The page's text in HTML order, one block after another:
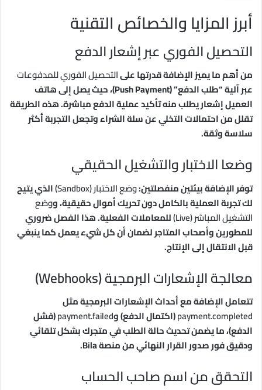
أبرز المزايا والخصائص التقنية
التحصيل الفوري عبر إشعار الدفع
من أهم ما يميز الإضافة قدرتها علىالتحصيل الفوري للمدفوعات
عبر آلية “طلب الدفع” (Push Payment)، حيث يصل إلى هاتف
العميل إشعار يطلب منه تأكيد عملية الدفع مباشرة. هذه الطريقة
تقلل من احتمالات التخلي عن سلة الشراء وتجعل التجربة أكثر
سلاسة وثقة.
وضعا الاختبار والتشغيل الحقيقي
توفر الإضافة بيئتين منفصلتين:وضع الاختبار (Sandbox)
الذي يتيح
لك تجربة العملية بالكامل دون تحريك أموال حقيقية، ووضع
التشغيل المباشر (Live)
للمعاملات الفعلية. هذا الفصل ضروري
للمطورين وأصحاب المتاجر لضمان أن كل شيء يعمل كما ينبغي
قبل الانتقال إلى الإنتاج.
معالجة الإشعارات البرمجية (Webhooks)
تتعامل الإضافة مع أحداث الإشعارات البرمجية مثل
payment.completed(اكتمال الدفع) وpayment.failed(فشل
الدفع)، ما يضمن تحديث حالة الطلب في متجرك بشكل تلقائي
ودقيق فور صدور القرار النهائي من منصة Bila.
التحقق من اسم صاحب الحساب